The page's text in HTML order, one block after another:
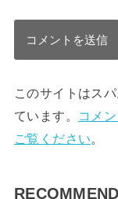
このサイトはス
ています。 コメ
ご覧ください。
RECOMMEND